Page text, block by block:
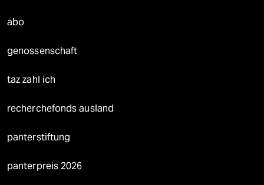
abo
genossenschaft
taz zahl ich
recherchefonds ausland
panterstiftung
panterpreis 2026